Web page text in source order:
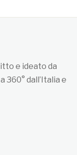
e ideato da
360° dall’Italia e